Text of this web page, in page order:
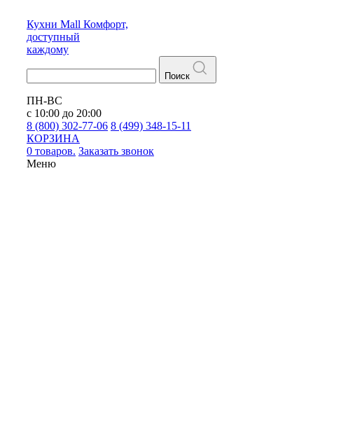
Кухни Mall Комфорт,
доступный
каждому
Поиск
ПН-ВС
с 10:00 до 20:00
8 (800) 302-77-06 8 (499) 348-15-11
КОРЗИНА
0 товаров. Заказать звонок
Меню